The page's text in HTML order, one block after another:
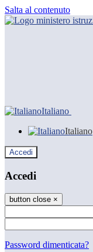
Salta al contenuto
Italiano
Italiano
Accedi
Accedi
button close ×
Password dimenticata?